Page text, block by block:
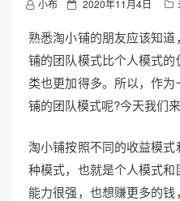
小布
P
s
t
e
d
n
2020年11月4日
熟悉淘小铺的朋友应该知
铺的团队模式比个人模式
类也更加得多。所以，作
铺的团队模式呢?今天我们
淘小铺按照不同的收益模
种模式，也就是个人模式
能力很强，也想赚更多的